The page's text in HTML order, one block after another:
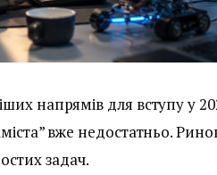
напрямів для вступу у
вже недостатньо.
задач.